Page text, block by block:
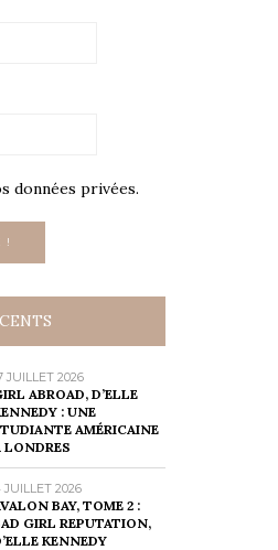
données privées.
JUILLET 2026
ABROAD, D’ELLE
: UNE
AMÉRICAINE
LONDRES
JUILLET 2026
BAY, TOME 2 :
GIRL REPUTATION,
KENNEDY